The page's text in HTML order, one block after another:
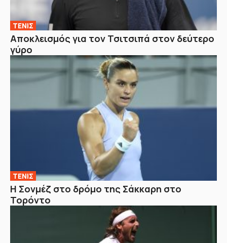
ΤΕΝΙΣ
Αποκλεισμός για τον Τσιτσιπά στον δεύτερο
γύρο
ΤΕΝΙΣ
Η Σονμέζ στο δρόμο της Σάκκαρη στο
Τορόντο